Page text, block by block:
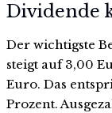
Dividende
Der wichtigste
steigt auf 3,00
Euro. Das
Prozent.